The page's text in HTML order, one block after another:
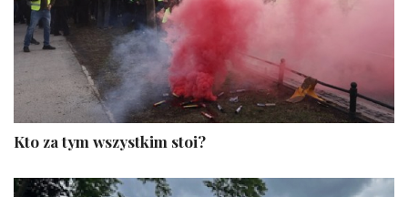
Kto za tym wszystkim stoi?